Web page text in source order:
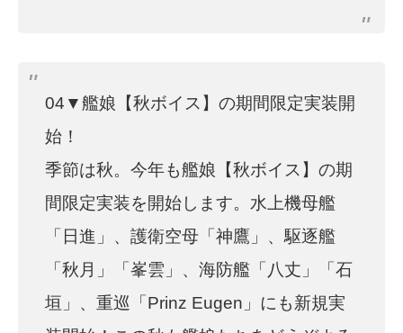
04▼艦娘【秋ボイス】の期間限定実装開
始！
季節は秋。今年も艦娘【秋ボイス】の期
間限定実装を開始します。水上機母艦
「日進」、護衛空母「神鷹」、駆逐艦
「秋月」「峯雲」、海防艦「八丈」「石
垣」、重巡「Prinz Eugen」にも新規実